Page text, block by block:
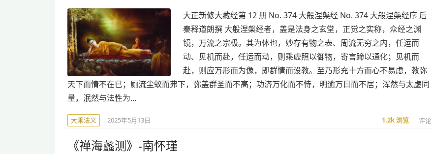
大正新修大藏经第 12 册 No. 374 大般涅槃经 No. 374 大般涅槃经序 后
秦释道朗撰 大般涅槃经者，盖是法身之玄堂，正觉之实称，众经之渊
镜，万流之宗极。其为体也，妙存有物之表、周流无穷之内，任运而
动、见机而赴，任运而动，则乘虚照以御物，寄言蹄以通化；见机而
赴，则应万形而为像，即群情而设教。至乃形充十方而心不易虑，教弥
天下而情不在已；厕流尘蚁而弗下，弥盖群圣而不高；功济万化而不恃，明逾万日而不居；浑然与太虚同
量，泯然与法性为…
大乘法义 2025年5月13日 1.2k浏览 评论
《禅海蠡测》-南怀瑾